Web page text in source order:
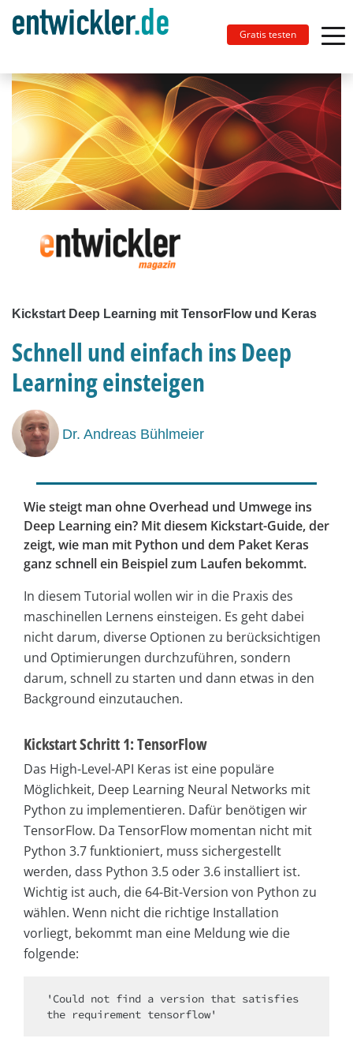
Gratis testen
Kickstart Deep Learning mit TensorFlow und Keras
Schnell und einfach ins Deep
Learning einsteigen
Dr. Andreas Bühlmeier
Wie steigt man ohne Overhead und Umwege ins
Deep Learning ein? Mit diesem Kickstart-Guide, der
zeigt, wie man mit Python und dem Paket Keras
ganz schnell ein Beispiel zum Laufen bekommt.
In diesem Tutorial wollen wir in die Praxis des
maschinellen Lernens einsteigen. Es geht dabei
nicht darum, diverse Optionen zu berücksichtigen
und Optimierungen durchzuführen, sondern
darum, schnell zu starten und dann etwas in den
Background einzutauchen.
Kickstart Schritt 1: TensorFlow
Das High-Level-API Keras ist eine populäre
Möglichkeit, Deep Learning Neural Networks mit
Python zu implementieren. Dafür benötigen wir
TensorFlow. Da TensorFlow momentan nicht mit
Python 3.7 funktioniert, muss sichergestellt
werden, dass Python 3.5 oder 3.6 installiert ist.
Wichtig ist auch, die 64-Bit-Version von Python zu
wählen. Wenn nicht die richtige Installation
vorliegt, bekommt man eine Meldung wie die
folgende:
'Could not find a version that satisfies
the requirement tensorflow'